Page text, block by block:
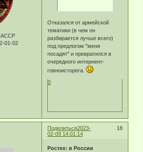
01-02
Отказался от армейской
тематики (в чем он
разбирается лучше всего)
под предлогом "меня
посадят" и превратился в
очередного интернент-
говноисторега.
0
Поделиться 18
2023-
02-09 14:01:14
Ростех: в России